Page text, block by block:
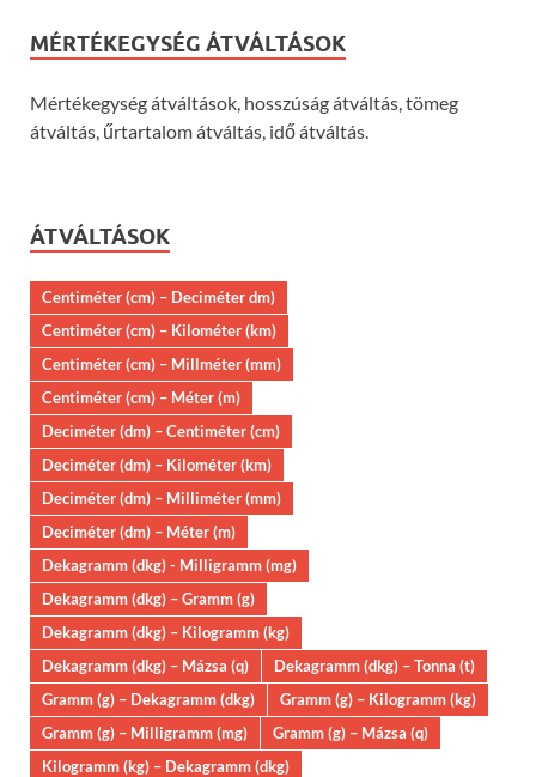
MÉRTÉKEGYSÉG ÁTVÁLTÁSOK
Mértékegység átváltások, hosszúság átváltás, tömeg
átváltás, űrtartalom átváltás, idő átváltás.
ÁTVÁLTÁSOK
Centiméter (cm) – Deciméter dm)
Centiméter (cm) – Kilométer (km)
Centiméter (cm) – Millméter (mm)
Centiméter (cm) – Méter (m)
Deciméter (dm) – Centiméter (cm)
Deciméter (dm) – Kilométer (km)
Deciméter (dm) – Milliméter (mm)
Deciméter (dm) – Méter (m)
Dekagramm (dkg) - Milligramm (mg)
Dekagramm (dkg) – Gramm (g)
Dekagramm (dkg) – Kilogramm (kg)
Dekagramm (dkg) – Mázsa (q)
Dekagramm (dkg) – Tonna (t)
Gramm (g) – Dekagramm (dkg)
Gramm (g) – Kilogramm (kg)
Gramm (g) – Milligramm (mg)
Gramm (g) – Mázsa (q)
Kilogramm (kg) – Dekagramm (dkg)